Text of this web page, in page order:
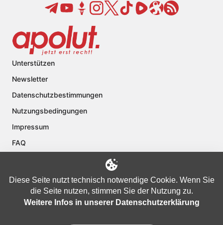
Unterstützen
Newsletter
Datenschutzbestimmungen
Nutzungsbedingungen
Impressum
FAQ
Über apolut
Copyright © 2024 apolut | Jetzt erst recht!. Published apolut Creatives
Diese Seite nutzt technisch notwendige Cookie. Wenn Sie
die Seite nutzen, stimmen Sie der Nutzung zu.
Weitere Infos in unserer Datenschutzerklärung